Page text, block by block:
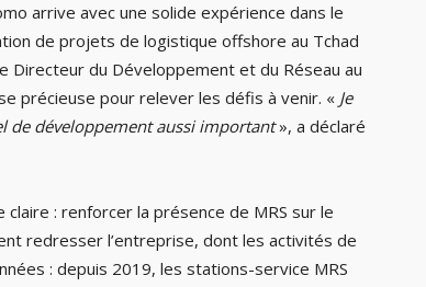
arrive avec une solide expérience dans le
de projets de logistique offshore au Tchad
Directeur du Développement et du Réseau au
précieuse pour relever les défis à venir. « Je
de développement aussi important», a déclaré
: renforcer la présence de MRS sur le
redresser l’entreprise, dont les activités de
: depuis 2019, les stations-service MRS